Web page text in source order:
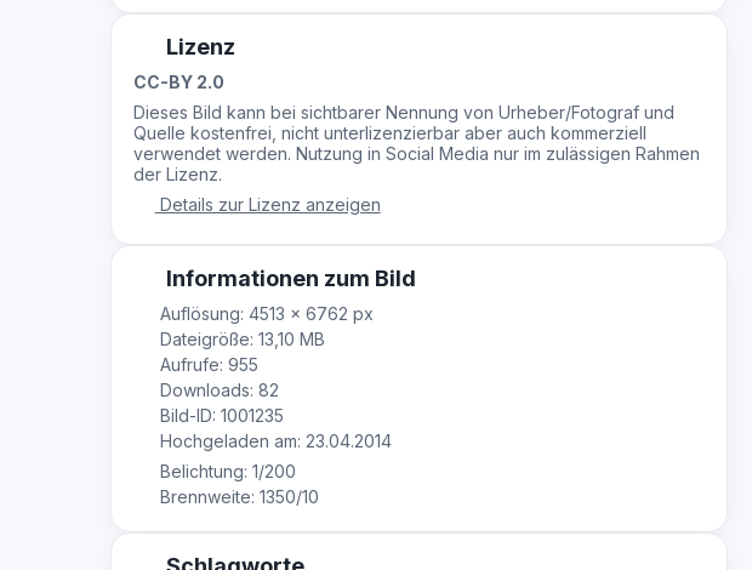
Lizenz
CC-BY 2.0
Dieses Bild kann bei sichtbarer Nennung von Urheber/Fotograf und
Quelle kostenfrei, nicht unterlizenzierbar aber auch kommerziell
verwendet werden. Nutzung in Social Media nur im zulässigen Rahmen
der Lizenz.
Details zur Lizenz anzeigen
Informationen zum Bild
Auflösung: 4513 × 6762 px
Dateigröße: 13,10 MB
Aufrufe: 955
Downloads: 82
Bild-ID: 1001235
Hochgeladen am: 23.04.2014
Belichtung: 1/200
Brennweite: 1350/10